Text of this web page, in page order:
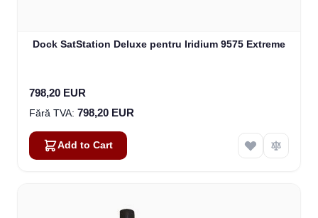
Dock SatStation Deluxe pentru Iridium 9575 Extreme
798,20 EUR
798,20 EUR
Add to Cart